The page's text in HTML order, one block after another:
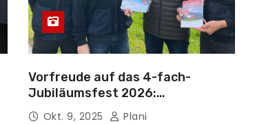
Vorfreude auf das 4-fach-
Jubiläumsfest 2026:
Ticketvorverkauf startet!
Okt. 9, 2025 Plani